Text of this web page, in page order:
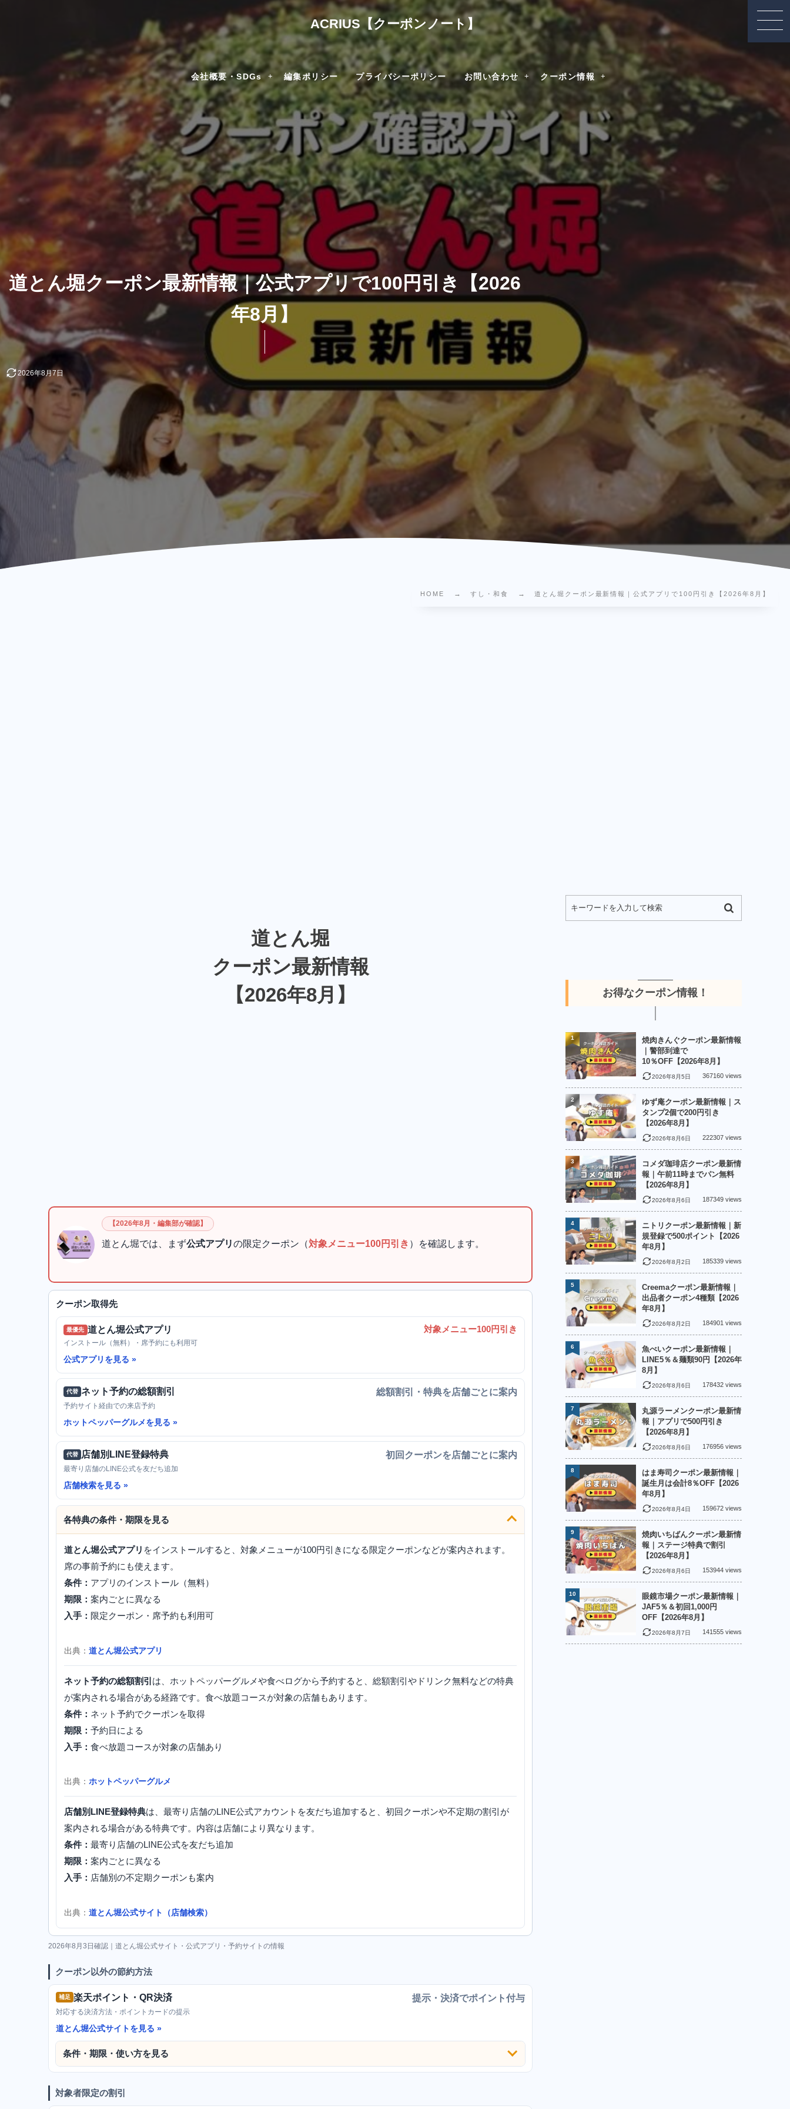
ACRIUS【クーポンノート】
会社概要・SDGs 編集ポリシー プライバシーポリシー お問い合わせ クーポン情報
道とん堀クーポン最新情報｜公式アプリで100円引き【2026
年8月】
2026年8月7日
HOME すし・和食 道とん堀クーポン最新情報｜公式アプリで100円引き【2026年8月】
道とん堀
クーポン最新情報
【2026年8月】
【2026年8月・編集部が確認】
道とん堀では、まず公式アプリの限定クーポン（対象メニュー100円引き ）を確認します。
クーポン取得先
最優先 道とん堀公式アプリ 対象メニュー100円引き
インストール（無料）・席予約にも利用可
公式アプリを見る
代替 ネット予約の総額割引 総額割引・特典を店舗ごとに案内
予約サイト経由での来店予約
ホットペッパーグルメを見る
代替 店舗別LINE登録特典 初回クーポンを店舗ごとに案内
最寄り店舗のLINE公式を友だち追加
店舗検索を見る
各特典の条件・期限を見る
道とん堀公式アプリ をインストールすると、対象メニューが100円引きになる限定クーポンなどが案内されます。
席の事前予約にも使えます。
条件： アプリのインストール（無料）
期限： 案内ごとに異なる
入手： 限定クーポン・席予約も利用可
出典： 道とん堀公式アプリ
ネット予約の総額割引 は、ホットペッパーグルメや食べログから予約すると、総額割引やドリンク無料などの特典
が案内される場合がある経路です。食べ放題コースが対象の店舗もあります。
条件： ネット予約でクーポンを取得
期限： 予約日による
入手： 食べ放題コースが対象の店舗あり
出典： ホットペッパーグルメ
店舗別LINE登録特典は、最寄り店舗のLINE公式アカウントを友だち追加すると、初回クーポンや不定期の割引が
案内される場合がある特典です。内容は店舗により異なります。
条件： 最寄り店舗のLINE公式を友だち追加
期限： 案内ごとに異なる
入手： 店舗別の不定期クーポンも案内
出典： 道とん堀公式サイト（店舗検索）
2026年8月3日確認｜道とん堀公式サイト・公式アプリ・予約サイトの情報
クーポン以外の節約方法
補足 楽天ポイント・QR決済 提示・決済でポイント付与
対応する決済方法・ポイントカードの提示
道とん堀公式サイトを見る
条件・期限・使い方を見る
対象者限定の割引
お得なクーポン情報！
焼肉きんぐクーポン最新情報
｜警部到達で
10％OFF【2026年8月】
2026年8月5日 367160 views
1
ゆず庵クーポン最新情報｜ス
タンプ2個で200円引き
【2026年8月】
2026年8月6日 222307 views
2
コメダ珈琲店クーポン最新情
報｜午前11時までパン無料
【2026年8月】
2026年8月6日 187349 views
3
ニトリクーポン最新情報｜新
規登録で500ポイント【2026
年8月】
2026年8月2日 185339 views
4
Creemaクーポン最新情報｜
出品者クーポン4種類【2026
年8月】
2026年8月2日 184901 views
5
魚べいクーポン最新情報｜
LINE5％＆麺類90円【2026年
8月】
2026年8月6日 178432 views
6
丸源ラーメンクーポン最新情
報｜アプリで500円引き
【2026年8月】
2026年8月6日 176956 views
7
はま寿司クーポン最新情報｜
誕生月は会計8％OFF【2026
年8月】
2026年8月4日 159672 views
8
焼肉いちばんクーポン最新情
報｜ステージ特典で割引
【2026年8月】
2026年8月6日 153944 views
9
眼鏡市場クーポン最新情報｜
JAF5％＆初回1,000円
OFF【2026年8月】
2026年8月7日 141555 views
10